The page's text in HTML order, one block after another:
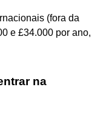
(fora da
e £34.000 por ano,
na